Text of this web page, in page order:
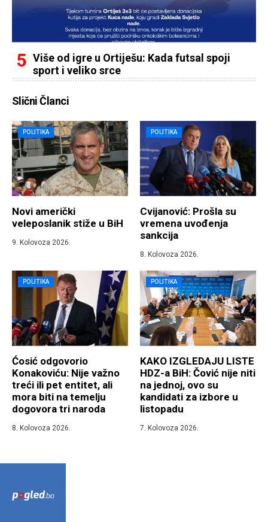
Više od igre u Ortiješu: Kada futsal spoji
sport i veliko srce
Slični Članci
POLITIKA
Novi američki
veleposlanik stiže u BiH
9. Kolovoza 2026.
POLITIKA
Cvijanović: Prošla su
vremena uvođenja
sankcija
8. Kolovoza 2026.
POLITIKA
Ćosić odgovorio
Konakoviću: Nije važno
treći ili pet entitet, ali
mora biti na temelju
dogovora tri naroda
8. Kolovoza 2026.
POLITIKA
KAKO IZGLEDAJU LISTE
HDZ-a BiH: Čović nije niti
na jednoj, ovo su
kandidati za izbore u
listopadu
7. Kolovoza 2026.